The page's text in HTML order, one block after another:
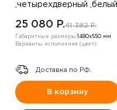
,четырехдверный ,белый
25 080 P.41 382 P.
Габаритные размеры: 1480х550 мм
Варианты исполнения (цвет):
Доставка по РФ.
В корзину